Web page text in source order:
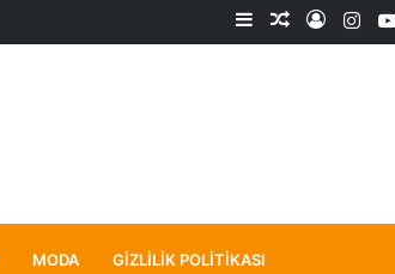
Kayıt
Rastgele
Kenar
MODA GIZLILIK POLITIKASI